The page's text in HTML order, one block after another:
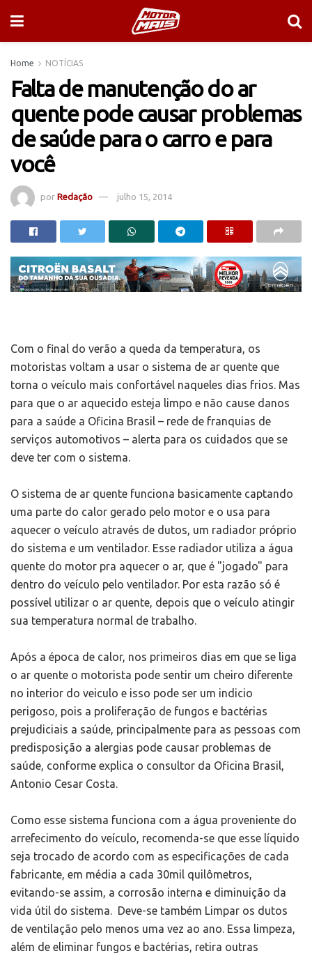
Home NOTÍCIAS
Falta de manutenção do ar
quente pode causar problemas
de saúde para o carro e para
você
por Redação julho 15, 2014
Com o final do verão a queda da temperatura, os
motoristas voltam a usar o sistema de ar quente que
torna o veículo mais confortável naqueles dias frios. Mas
para que o ar aquecido esteja limpo e não cause danos
para a saúde a Oficina Brasil – rede de franquias de
serviços automotivos – alerta para os cuidados que se
deve ter com o sistema.
O sistema de ar quente funciona basicamente captando
uma parte do calor gerado pelo motor e o usa para
aquecer o veículo através de dutos, um radiador próprio
do sistema e um ventilador. Esse radiador utiliza a água
quente do motor pra aquecer o ar, que é "jogado" para
dentro do veículo pelo ventilador. Por esta razão só é
possível utilizar o ar quente, depois que o veículo atingir
sua temperatura normal de trabalho.
Após a época de calor, nos primeiros dias em que se liga
o ar quente o motorista pode sentir um cheiro diferente
no interior do veiculo e isso pode ser um indicio
perigoso, pois a proliferação de fungos e bactérias
prejudiciais a saúde, principalmente para as pessoas com
predisposição a alergias pode causar problemas de
saúde, conforme explica o consultor da Oficina Brasil,
Antonio Cesar Costa.
Como esse sistema funciona com a água proveniente do
arrefecimento do veículo, recomenda-se que esse líquido
seja trocado de acordo com as especificações de cada
fabricante, em média a cada 30mil quilômetros,
evitando-se assim, a corrosão interna e diminuição da
vida útil do sistema. Deve-se também Limpar os dutos
de ventilação pelo menos uma vez ao ano. Essa limpeza,
além de eliminar fungos e bactérias, retira outras